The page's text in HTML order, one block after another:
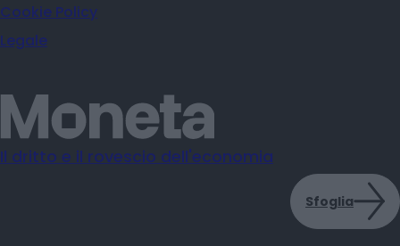
Cookie Policy
Legale
Il dritto e il rovescio dell'economia
Sfoglia